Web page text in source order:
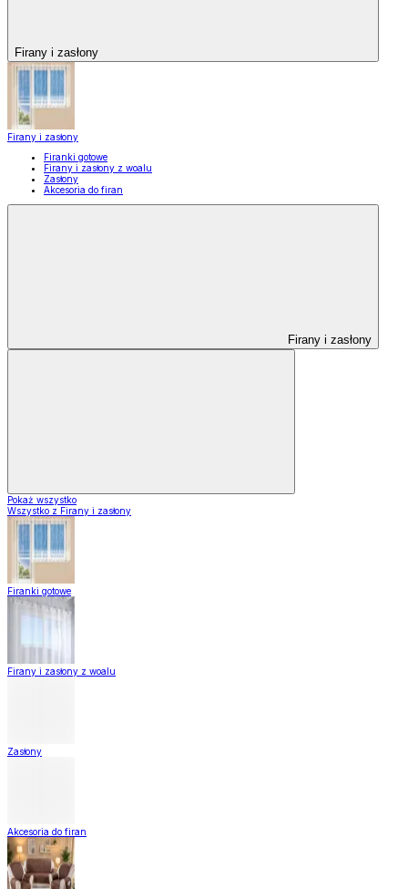
Firany i zasłony
Firany i zasłony
Firanki gotowe
Firany i zasłony z woalu
Zasłony
Akcesoria do firan
Firany i zasłony
Pokaż wszystko
Wszystko z Firany i zasłony
Firanki gotowe
Firany i zasłony z woalu
Zasłony
Akcesoria do firan